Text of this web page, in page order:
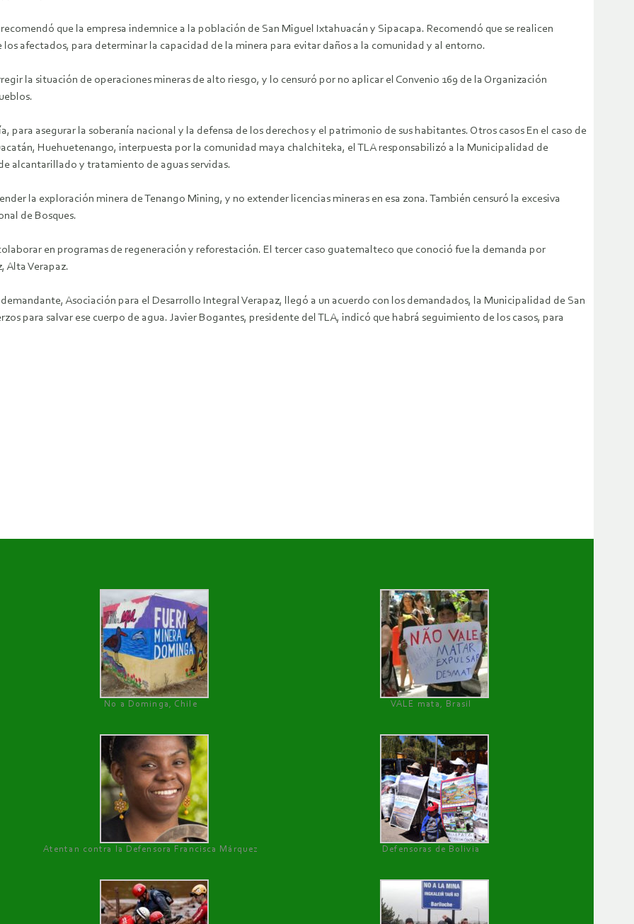
que la empresa indemnice a la población de San Miguel Ixtahuacán y Sipacapa. Recomendó que se realicen
afectados, para determinar la capacidad de la minera para evitar daños a la comunidad y al entorno.
la situación de operaciones mineras de alto riesgo, y lo censuró por no aplicar el Convenio 169 de la Organización
para asegurar la soberanía nacional y la defensa de los derechos y el patrimonio de sus habitantes. Otros casos En el caso de
Huehuetenango, interpuesta por la comunidad maya chalchiteka, el TLA responsabilizó a la Municipalidad de
alcantarillado y tratamiento de aguas servidas.
la exploración minera de Tenango Mining, y no extender licencias mineras en esa zona. También censuró la excesiva
de Bosques.
en programas de regeneración y reforestación. El tercer caso guatemalteco que conoció fue la demanda por
Alta Verapaz.
Asociación para el Desarrollo Integral Verapaz, llegó a un acuerdo con los demandados, la Municipalidad de San
para salvar ese cuerpo de agua. Javier Bogantes, presidente del TLA, indicó que habrá seguimiento de los casos, para
No a Dominga, Chile
VALE mata, Brasil
Atentan contra la Defensora Francisca Márquez Defensoras de Bolivia